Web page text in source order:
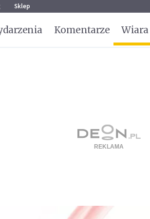
Sklep
Komentarze Wiara